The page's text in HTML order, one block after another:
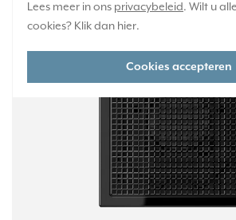
Lees meer in ons privacybeleid. Wilt u
cookies? Klik dan hier.
Cookies accepteren
JUNG luidspreker module